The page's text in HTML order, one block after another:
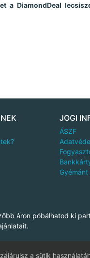
a sütik
a DiamondDeal
JOGI
ÁSZF
áron póbálhatod ki